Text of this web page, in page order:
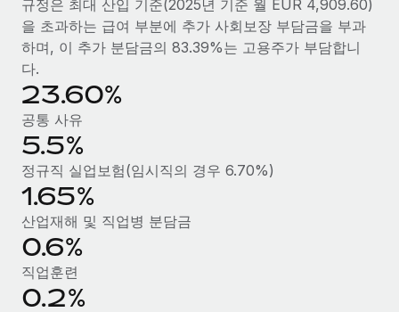
기기 관리
전 세계 IT 장비 제공 및 추적 관리
법인 설립
법인 설립을 빠르고 준법적으로 지원
글로벌 인재 이동 및 전근
직원 해외 이전을 간편하게 처리
복리후생
손쉬운 직원 복리후생 관리
구축합니다. 이 회사의 미션은 전 세계 개발자 및 운영자
(DevOps/MLOps)에게 AI 네이티브...
계약직 관리와 급여 업무를 위해 Remote와 전략적 파
트너십을 맺은 Reverse Tech
Reverse Tech 한눈에 보기 건강 및 웰니스 스타트업인 Reverse
Tech는 Remote와 파트너십을 맺고 글로벌 계약직 인력 및 미국
급여 관리를 통해 국제 노동법...
자세히 알아보기
글로벌 급여
EOR 및 PEO
계약자 관리
세금
블로그 둘러보기
블로그
Remote 제품 관련 소식: Gusto 및 Xero와의 통합과
Remote Contractor Management Plus
규정은 최대 산입 기준(2025년 기준 월 EUR 4,909.60)
을 초과하는 급여 부분에 추가 사회보장 부담금을 부과
하며, 이 추가 분담금의 83.39%는 고용주가 부담합니
다.
23.60%
공통 사유
5.5%
정규직 실업보험(임시직의 경우 6.70%)
1.65%
산업재해 및 직업병 분담금
0.6%
직업훈련
0.2%